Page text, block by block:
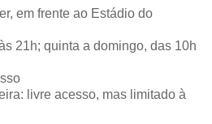
em frente ao Estádio do
21h; quinta a domingo, das 10h
livre acesso, mas limitado à